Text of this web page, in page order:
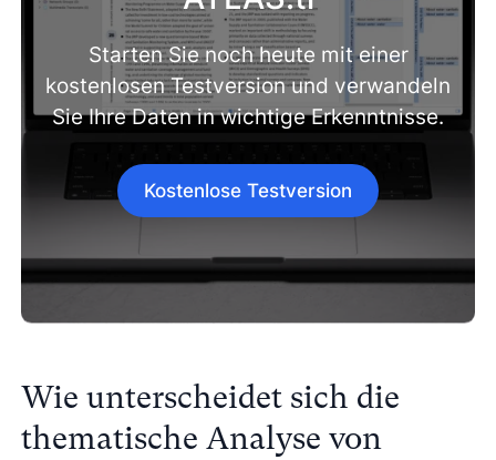
Starten Sie noch heute mit einer
kostenlosen Testversion und verwandeln
Sie Ihre Daten in wichtige Erkenntnisse.
Kostenlose Testversion
Wie unterscheidet sich die
thematische Analyse von